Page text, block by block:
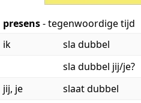
presens- tegenwoordige tijd
ik
sla dubbel
sla dubbel jij/je?
jij, je
slaat dubbel